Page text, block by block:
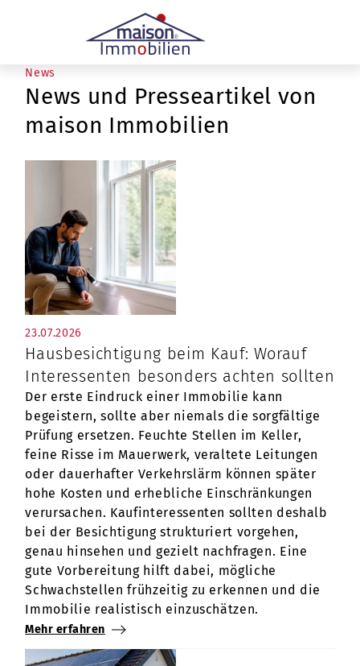
News
News und Presseartikel von
maison Immobilien
23.07.2026
Hausbesichtigung beim Kauf: Worauf
Interessenten besonders achten sollten
Der erste Eindruck einer Immobilie kann
begeistern, sollte aber niemals die sorgfältige
Prüfung ersetzen. Feuchte Stellen im Keller,
feine Risse im Mauerwerk, veraltete Leitungen
oder dauerhafter Verkehrslärm können später
hohe Kosten und erhebliche Einschränkungen
verursachen. Kaufinteressenten sollten deshalb
bei der Besichtigung strukturiert vorgehen,
genau hinsehen und gezielt nachfragen. Eine
gute Vorbereitung hilft dabei, mögliche
Schwachstellen frühzeitig zu erkennen und die
Immobilie realistisch einzuschätzen.
Mehr erfahren